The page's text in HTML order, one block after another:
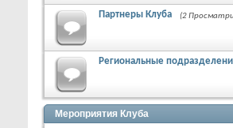
Партнеры Клуба (2
Региональные
Мероприятия Клуба